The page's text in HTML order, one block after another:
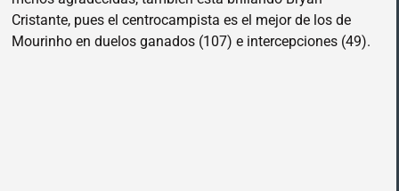
Cristante, pues el centrocampista es el mejor de los de
Mourinho en duelos ganados (107) e intercepciones (49).